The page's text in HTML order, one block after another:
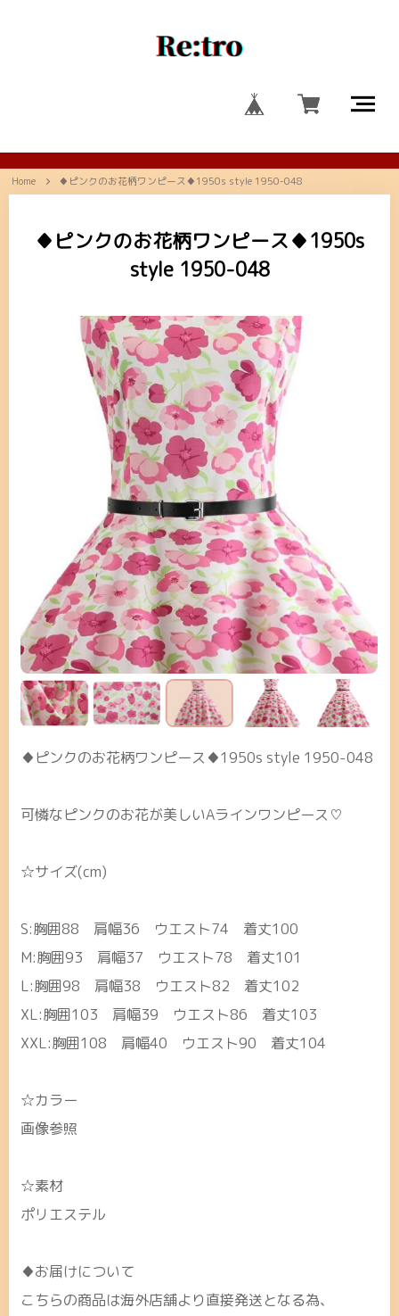
Home ♦ピンクのお花柄ワンピース♦1950s style 1950-048
♦ピンクのお花柄ワンピース♦1950s
style 1950-048
♦ピンクのお花柄ワンピース♦1950s style 1950-048
可憐なピンクのお花が美しいAラインワンピース♡
☆サイズ(cm)
S:胸囲88 肩幅36 ウエスト74 着丈100
M:胸囲93 肩幅37 ウエスト78 着丈101
L:胸囲98 肩幅38 ウエスト82 着丈102
XL:胸囲103 肩幅39 ウエスト86 着丈103
XXL:胸囲108 肩幅40 ウエスト90 着丈104
☆カラー
画像参照
☆素材
ポリエステル
♦お届けについて
こちらの商品は海外店舗より直接発送となる為、